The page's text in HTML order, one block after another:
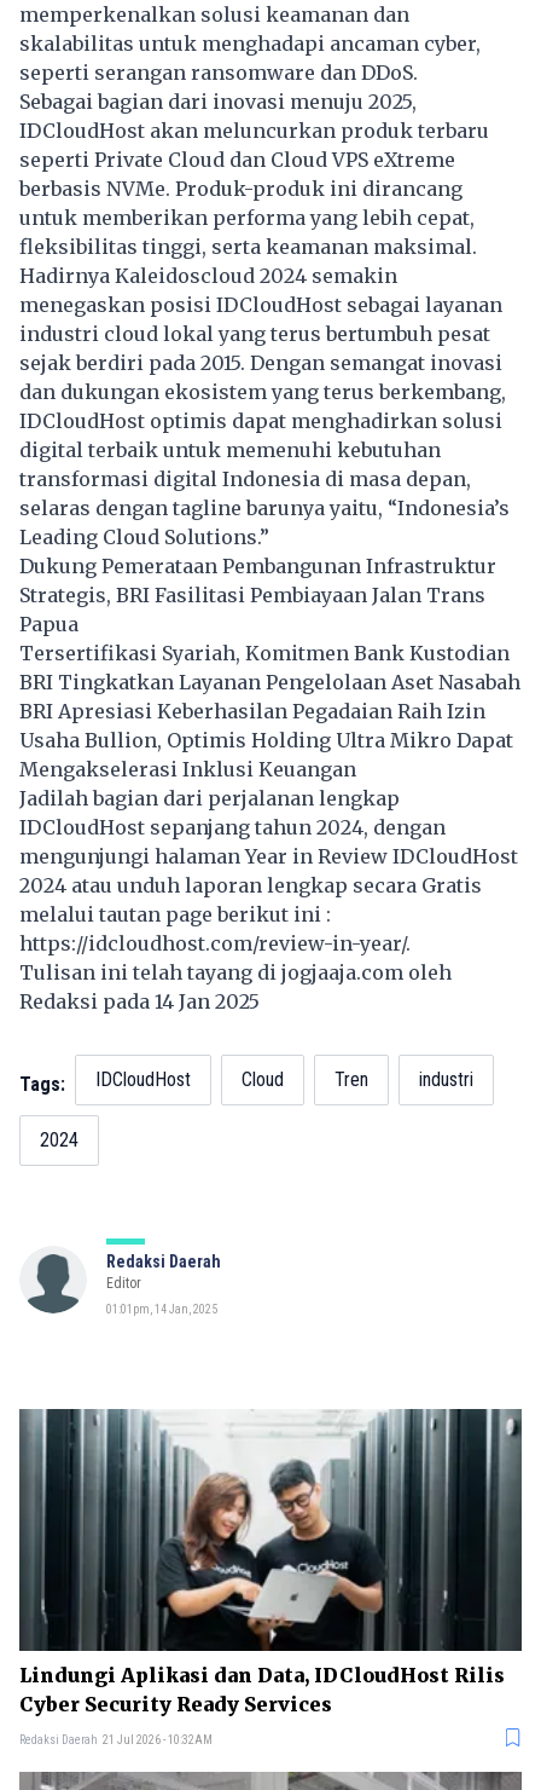
memperkenalkan solusi keamanan dan
skalabilitas untuk menghadapi ancaman cyber,
seperti serangan ransomware dan DDoS.
Sebagai bagian dari inovasi menuju 2025,
IDCloudHost akan meluncurkan produk terbaru
seperti Private Cloud dan Cloud VPS eXtreme
berbasis NVMe. Produk-produk ini dirancang
untuk memberikan performa yang lebih cepat,
fleksibilitas tinggi, serta keamanan maksimal.
Hadirnya Kaleidoscloud 2024 semakin
menegaskan posisi IDCloudHost sebagai layanan
industri cloud lokal yang terus bertumbuh pesat
sejak berdiri pada 2015. Dengan semangat inovasi
dan dukungan ekosistem yang terus berkembang,
IDCloudHost optimis dapat menghadirkan solusi
digital terbaik untuk memenuhi kebutuhan
transformasi digital Indonesia di masa depan,
selaras dengan tagline barunya yaitu, “Indonesia’s
Leading Cloud Solutions.”
Dukung Pemerataan Pembangunan Infrastruktur
Strategis, BRI Fasilitasi Pembiayaan Jalan Trans
Papua
Tersertifikasi Syariah, Komitmen Bank Kustodian
BRI Tingkatkan Layanan Pengelolaan Aset Nasabah
BRI Apresiasi Keberhasilan Pegadaian Raih Izin
Usaha Bullion, Optimis Holding Ultra Mikro Dapat
Mengakselerasi Inklusi Keuangan
Jadilah bagian dari perjalanan lengkap
IDCloudHost sepanjang tahun 2024, dengan
mengunjungi halaman Year in Review IDCloudHost
2024 atau unduh laporan lengkap secara Gratis
melalui tautan page berikut ini :
https://idcloudhost.com/review-in-year/.
Tulisan ini telah tayang di jogjaaja.com oleh
Redaksi pada 14 Jan 2025
Tags: IDCloudHost Cloud Tren industri
2024
Redaksi Daerah
Editor
01:01pm, 14 Jan, 2025
Lindungi Aplikasi dan Data, IDCloudHost Rilis
Cyber Security Ready Services
Redaksi Daerah 21 Jul 2026 - 10:32AM